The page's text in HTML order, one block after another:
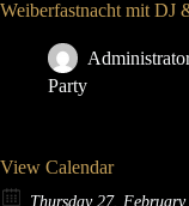
Weiberfastnacht mit DJ
Party
View Calendar
Thursday 27. February